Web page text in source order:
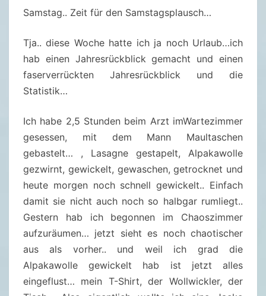
P
L
A
C
–
0
5
.
0
1
0
Samstag.. Zeit für den Samstagsplausch…
Tja.. diese Woche hatte ich ja noch Urlaub…ich
hab einen Jahresrückblick gemacht und einen
faserverrückten Jahresrückblick und die
Statistik…
Ich habe 2,5 Stunden beim Arzt imWartezimmer
gesessen, mit dem Mann Maultaschen
gebastelt… , Lasagne gestapelt, Alpakawolle
gezwirnt, gewickelt, gewaschen, getrocknet und
heute morgen noch schnell gewickelt.. Einfach
damit sie nicht auch noch so halbgar rumliegt..
Gestern hab ich begonnen im Chaoszimmer
aufzuräumen… jetzt sieht es noch chaotischer
aus als vorher.. und weil ich grad die
Alpakawolle gewickelt hab ist jetzt alles
eingeflust… mein T-Shirt, der Wollwickler, der